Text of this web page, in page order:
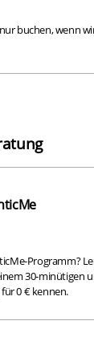
buchen, wenn
Programm?
30-minütigen
0 € kennen.